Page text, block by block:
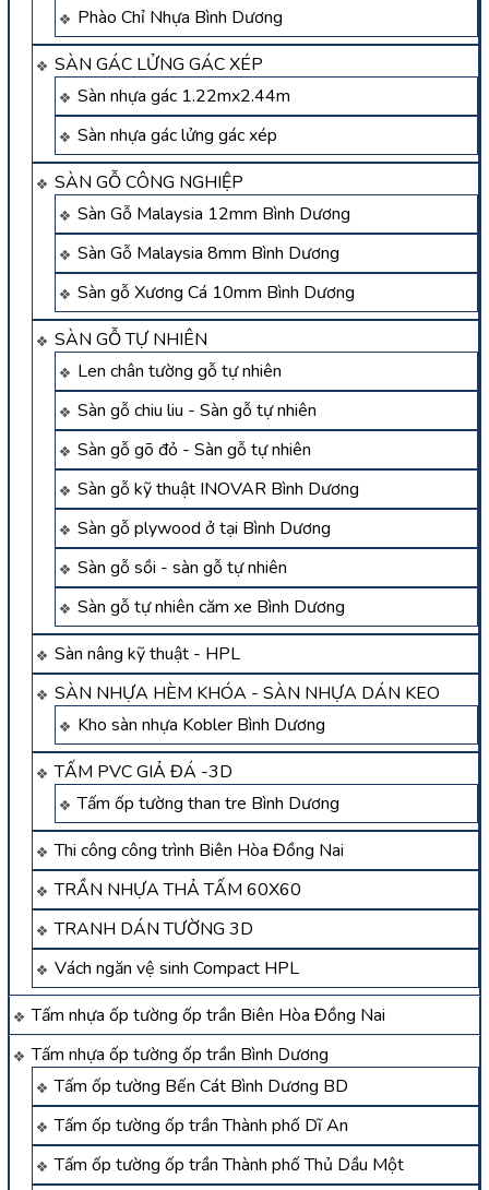
Phào Chỉ Nhựa Bình Dương
SÀN GÁC LỬNG GÁC XÉP
Sàn nhựa gác 1.22mx2.44m
Sàn nhựa gác lửng gác xép
SÀN GỖ CÔNG NGHIỆP
Sàn Gỗ Malaysia 12mm Bình Dương
Sàn Gỗ Malaysia 8mm Bình Dương
Sàn gỗ Xương Cá 10mm Bình Dương
SÀN GỖ TỰ NHIÊN
Len chân tường gỗ tự nhiên
Sàn gỗ chiu liu - Sàn gỗ tự nhiên
Sàn gỗ gõ đỏ - Sàn gỗ tự nhiên
Sàn gỗ kỹ thuật INOVAR Bình Dương
Sàn gỗ plywood ở tại Bình Dương
Sàn gỗ sồi - sàn gỗ tự nhiên
Sàn gỗ tự nhiên căm xe Bình Dương
Sàn nâng kỹ thuật - HPL
SÀN NHỰA HÈM KHÓA - SÀN NHỰA DÁN KEO
Kho sàn nhựa Kobler Bình Dương
TẤM PVC GIẢ ĐÁ -3D
Tấm ốp tường than tre Bình Dương
Thi công công trình Biên Hòa Đồng Nai
TRẦN NHỰA THẢ TẤM 60X60
TRANH DÁN TƯỜNG 3D
Vách ngăn vệ sinh Compact HPL
Tấm nhựa ốp tường ốp trần Biên Hòa Đồng Nai
Tấm nhựa ốp tường ốp trần Bình Dương
Tấm ốp tường Bến Cát Bình Dương BD
Tấm ốp tường ốp trần Thành phố Dĩ An
Tấm ốp tường ốp trần Thành phố Thủ Dầu Một